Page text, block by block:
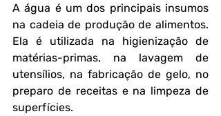
A água é um dos principais insumos
na cadeia de produção de alimentos.
Ela é utilizada na higienização de
matérias-primas, na lavagem de
utensílios, na fabricação de gelo, no
preparo de receitas e na limpeza de
superfícies.